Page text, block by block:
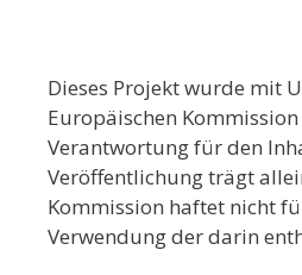
Dieses Projekt wurde mit
Europäischen
Verantwortung für den
Veröffentlichung trägt
Kommission haftet nicht
Verwendung der darin